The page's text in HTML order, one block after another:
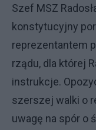
Szef MSZ
konstytucyjny
reprezentantem
rządu, dla której
instrukcje.
szerszej walki o
uwagę na spór o